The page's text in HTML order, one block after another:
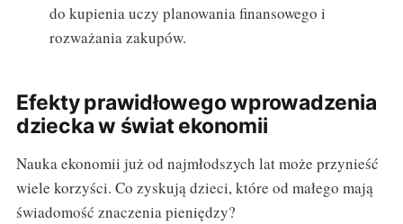
do kupienia uczy planowania finansowego i
rozważania zakupów.
Efekty prawidłowego wprowadzenia
dziecka w świat ekonomii
Nauka ekonomii już od najmłodszych lat może przynieść
wiele korzyści. Co zyskują dzieci, które od małego mają
świadomość znaczenia pieniędzy?